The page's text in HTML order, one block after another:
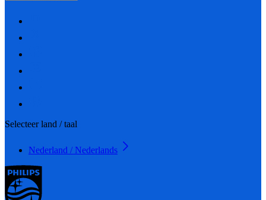
Selecteer land / taal
Nederland / Nederlands